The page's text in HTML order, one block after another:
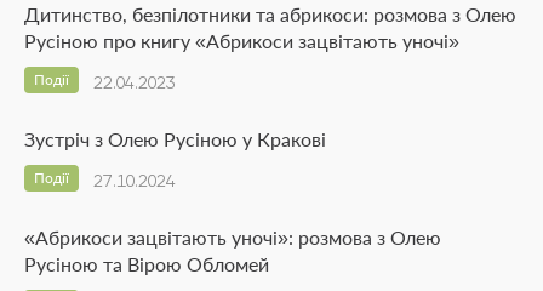
Дитинство, безпілотники та абрикоси: розмова з Олею
Русіною про книгу «Абрикоси зацвітають уночі»
22.04.2023
Події
Зустріч з Олею Русіною у Кракові
27.10.2024
Події
«Абрикоси зацвітають уночі»: розмова з Олею
Русіною та Вірою Обломей